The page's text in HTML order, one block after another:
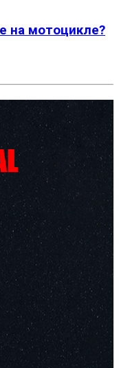
на мотоцикле?